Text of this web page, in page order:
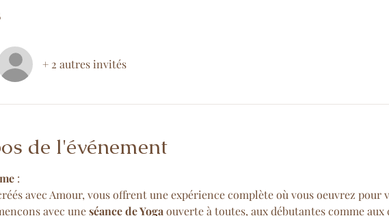
+ 2 autres invités
de l'événement
:
avec Amour, vous offrent une expérience complète où vous oeuvrez pour
avec une séance de Yoga ouverte à toutes, aux débutantes comme aux